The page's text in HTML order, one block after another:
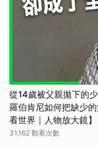
從14歲被父親拋下的
羅伯肯尼如何把缺少
看世界｜人物放大鏡】
31,162 觀看次數